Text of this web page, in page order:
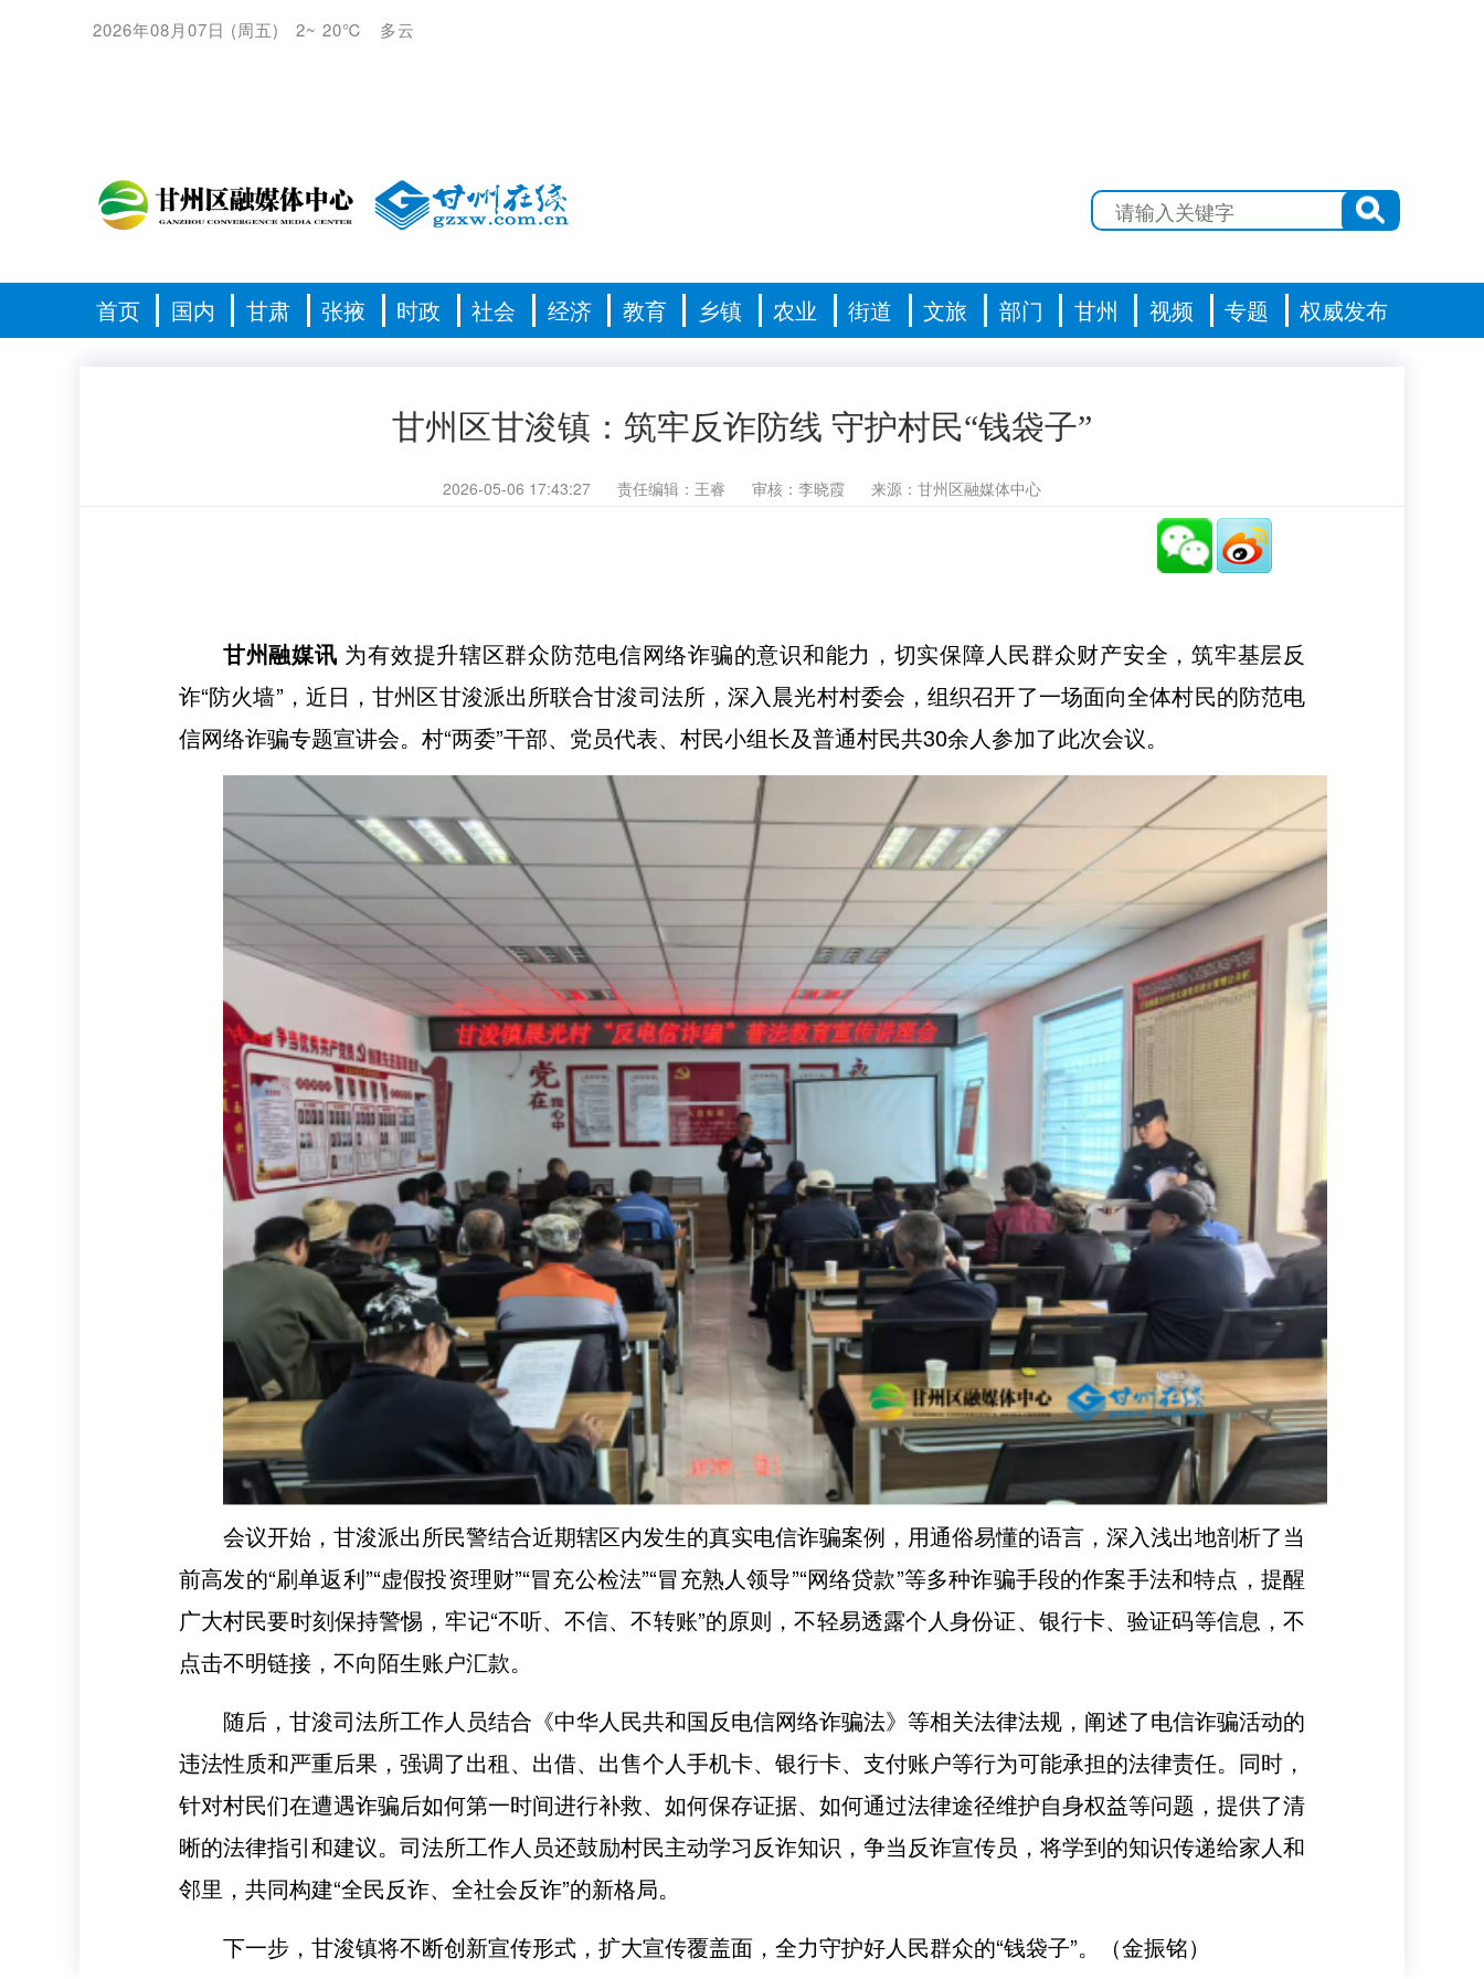
2026年08月07日 (周五) 2~ 20℃ 多云
首页 国内 甘肃 张掖 时政 社会 经济 教育 乡镇 农业 街道 文旅 部门 甘州 视频 专题 权威发布
甘州区甘浚镇：筑牢反诈防线 守护村民“钱袋子”
2026-05-06 17:43:27 责任编辑：王睿 审核：李晓霞 来源：甘州区融媒体中心
甘州融媒讯 为有效提升辖区群众防范电信网络诈骗的意识和能力，切实保障人民群众财产安全，筑牢基层反
诈“防火墙”，近日，甘州区甘浚派出所联合甘浚司法所，深入晨光村村委会，组织召开了一场面向全体村民的防范电
信网络诈骗专题宣讲会。村“两委”干部、党员代表、村民小组长及普通村民共30余人参加了此次会议。
会议开始，甘浚派出所民警结合近期辖区内发生的真实电信诈骗案例，用通俗易懂的语言，深入浅出地剖析了当
前高发的“刷单返利”“虚假投资理财”“冒充公检法”“冒充熟人领导”“网络贷款”等多种诈骗手段的作案手法和特点，提醒
广大村民要时刻保持警惕，牢记“不听、不信、不转账”的原则，不轻易透露个人身份证、银行卡、验证码等信息，不
点击不明链接，不向陌生账户汇款。
随后，甘浚司法所工作人员结合《中华人民共和国反电信网络诈骗法》等相关法律法规，阐述了电信诈骗活动的
违法性质和严重后果，强调了出租、出借、出售个人手机卡、银行卡、支付账户等行为可能承担的法律责任。同时，
针对村民们在遭遇诈骗后如何第一时间进行补救、如何保存证据、如何通过法律途径维护自身权益等问题，提供了清
晰的法律指引和建议。司法所工作人员还鼓励村民主动学习反诈知识，争当反诈宣传员，将学到的知识传递给家人和
邻里，共同构建“全民反诈、全社会反诈”的新格局。
下一步，甘浚镇将不断创新宣传形式，扩大宣传覆盖面，全力守护好人民群众的“钱袋子”。（金振铭）